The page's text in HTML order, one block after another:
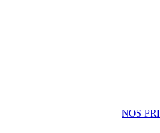
NOS